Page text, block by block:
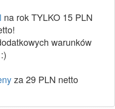
na rok TYLKO 15 PLN
warunków
:)
za 29 PLN netto